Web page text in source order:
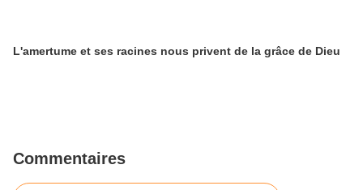
L'amertume et ses racines nous privent de la grâce de Dieu
Commentaires